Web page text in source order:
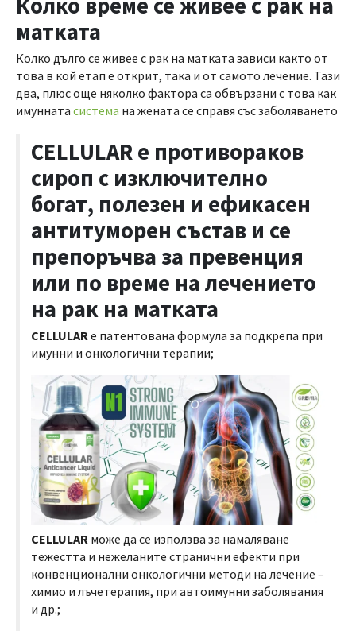
матката
Колко дълго се живее с рак на матката зависи както от
това в кой етап е открит, така и от самото лечение. Тази
два, плюс още няколко фактора са обвързани с това как
имунната система на жената се справя със заболяването
CELLULAR е противораков
сироп с изключително
богат, полезен и ефикасен
антитуморен състав и се
препоръчва за превенция
или по време на лечението
на рак на матката
CELLULAR е патентована формула за подкрепа при
имунни и онкологични терапии;
CELLULAR може да се използва за намаляване
тежестта и нежеланите странични ефекти при
конвенционални онкологични методи на лечение –
химио и лъчетерапия, при автоимунни заболявания
и др.;